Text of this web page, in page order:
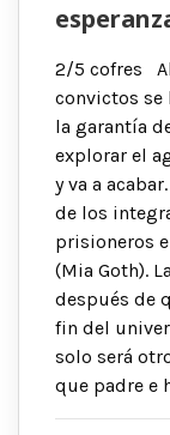
2/5 cofres
convictos se
la garantía
explorar el
y va a
de los
prisioneros
(Mia Goth).
después de
fin del
solo será
que padre e